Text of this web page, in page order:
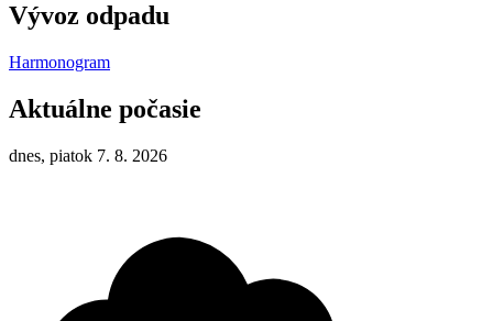
Vývoz odpadu
Harmonogram
Aktuálne počasie
dnes, piatok 7. 8. 2026